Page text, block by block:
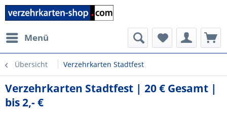
Menü
Übersicht Verzehrkarten Stadtfest
Verzehrkarten Stadtfest | 20 € Gesamt |
bis 2,- €